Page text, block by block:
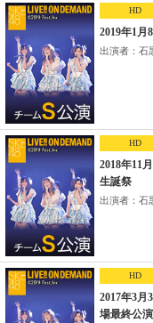
HD
2019年1月
出演者：石
HD
2018年11
生誕祭
出演者：石
HD
2017年3月
場最終公演